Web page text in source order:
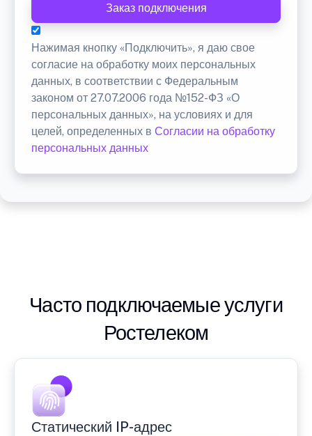
Заказ подключения
Нажимая кнопку «Подключить», я даю свое
согласие на обработку моих персональных
данных, в соответствии с Федеральным
законом от 27.07.2006 года №152-ФЗ «О
персональных данных», на условиях и для
целей, определенных в Согласии на обработку
персональных данных
Часто подключаемые услуги
Ростелеком
Статический IP-адрес